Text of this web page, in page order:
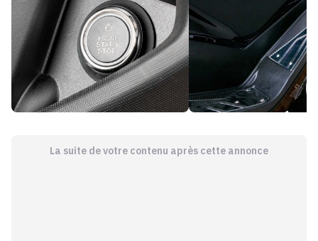
La suite de votre contenu après cette annonce